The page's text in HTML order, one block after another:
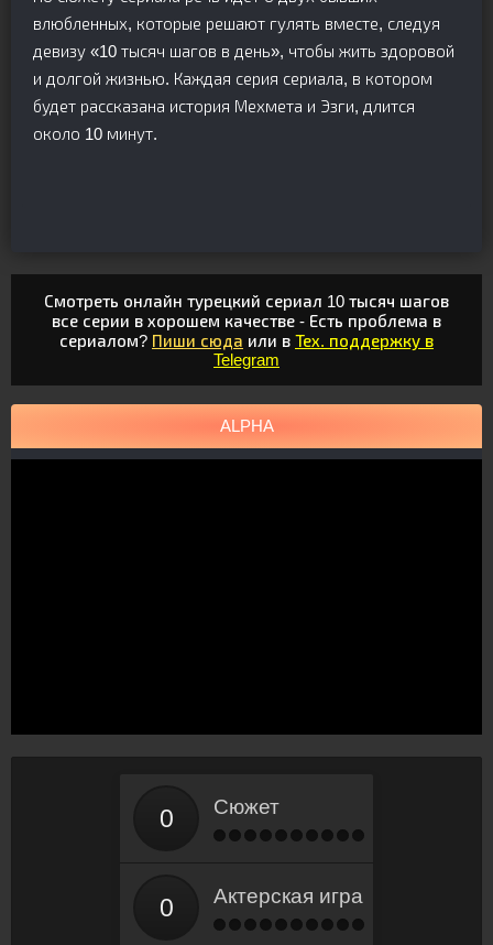
влюбленных, которые решают гулять вместе, следуя
девизу «10 тысяч шагов в день», чтобы жить здоровой
и долгой жизнью. Каждая серия сериала, в котором
будет рассказана история Мехмета и Эзги, длится
около 10 минут.
Смотреть онлайн турецкий сериал 10 тысяч шагов
все серии в хорошем качестве - Есть проблема в
сериалом? Пиши сюда или в Тех. поддержку в
Telegram
ALPHA
Сюжет
Актерская игра